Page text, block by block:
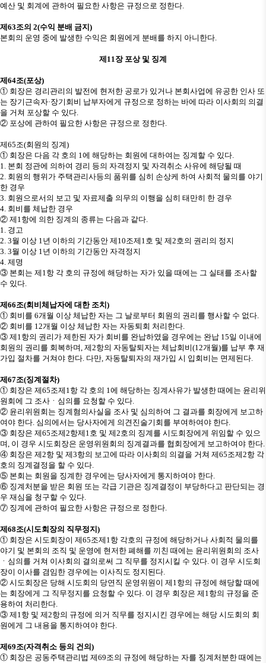
예산 및 회계에 관하여 필요한 사항은 규정으로 정한다.
제 63조의 2(수익 분배 금지 )
본회의 운영 중에 발생한 수익은 회원에게 분배를 하지 아니한다.
제 11장 포상 및 징계
제 64조(포상)
① 회장은 경리관리의 발전에 현저한 공로가 있거나 본회사업에 유공한 인사 또
는 장기근속자·장기회비 납부자에게 규정으로 정하는 바에 따라 이사회의 의결
을 거쳐 포상할 수 있다.
② 포상에 관하여 필요한 사항은 규정으로 정한다.
제65조(회원의 징계)
① 회장은 다음 각 호의 1에 해당하는 회원에 대하여는 징계할 수 있다.
1. 본회 정관에 의하여 경리 등의 자격정지 및 자격취소 사유에 해당될 때
2. 회원의 행위가 주택관리사등의 품위를 심히 손상케 하여 사회적 물의를 야기
한 경우
3. 회원으로서의 보고 및 자료제출 의무의 이행을 심히 태만히 한 경우
4. 회비를 체납한 경우
② 제 1항에 의한 징계의 종류는 다음과 같다.
1. 경고
2. 3월 이상 1년 이하의 기간동안 제 10조제 1호 및 제2호의 권리의 정지
3. 3월 이상 1년 이하의 기간동안 자격정지
4. 제명
③ 본회는 제 1항 각 호의 규정에 해당하는 자가 있을 때에는 그 실태를 조사할
수 있다.
제 66조(회비체납자에 대한 조치 )
① 회비를 6개월 이상 체납한 자는 그 날로부터 회원의 권리를 행사할 수 없다.
② 회비를 12개월 이상 체납한 자는 자동퇴회 처리한다.
③ 제 1항의 권리가 제한된 자가 회비를 완납하였을 경우에는 완납 15일 이내에
회원의 권리를 회복하며, 제2항의 자동탈퇴자는 체납회비(12개월)를 납부 후 재
가입 절차를 거쳐야 한다. 다만, 자동탈퇴자의 재가입 시 입회비는 면제된다.
제 67조(징계절차)
① 회장은 제65조제 1항 각 호의 1에 해당하는 징계사유가 발생한 때에는 윤리위
원회에 그 조사 ㆍ 심의를 요청할 수 있다.
② 윤리위원회는 징계혐의사실을 조사 및 심의하여 그 결과를 회장에게 보고하
여야 한다. 심의에서는 당사자에게 의견진술기회를 부여하여야 한다.
③ 회장은 제65조제2항제 1호 및 제2호의 징계를 시도회장에게 위임할 수 있으
며, 이 경우 시도회장은 운영위원회의 징계결과를 협회장에게 보고하여야 한다.
④ 회장은 제2항 및 제3항의 보고에 따라 이사회의 의결을 거쳐 제65조제2항 각
호의 징계결정을 할 수 있다.
⑤ 본회는 회원을 징계한 경우에는 당사자에게 통지하여야 한다.
⑥ 징계처분을 받은 회원 또는 각급 기관은 징계결정이 부당하다고 판단되는 경
우 재심을 청구할 수 있다.
⑦ 징계에 관하여 필요한 사항은 규정으로 정한다.
제 68조(시도회장의 직무정지 )
① 회장은 시도회장이 제65조제 1항 각호의 규정에 해당하거나 사회적 물의를
야기 및 본회의 조직 및 운영에 현저한 폐해를 끼친 때에는 윤리위원회의 조사
ㆍ 심의를 거쳐 이사회의 결의로써 그 직무를 정지시킬 수 있다. 이 경우 시도회
장이 이사를 겸임한 경우에는 이사직도 정지된다.
② 시도회장은 당해 시도회의 당연직 운영위원이 제 1항의 규정에 해당할 때에
는 회장에게 그 직무정지를 요청할 수 있다. 이 경우 회장은 제 1항의 규정을 준
용하여 처리한다.
③ 제 1항 및 제2항의 규정에 의거 직무를 정지시킨 경우에는 해당 시도회의 회
원에게 그 내용을 통지하여야 한다.
제 69조(자격취소 등의 건의 )
① 회장은 공동주택관리법 제69조의 규정에 해당하는 자를 징계처분한 때에는